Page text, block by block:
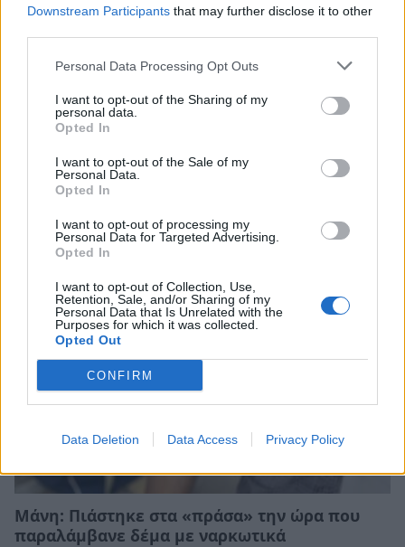
Downstream Participants that may further disclose it to other
Personal Data Processing Opt Outs
I want to opt-out of the Sharing of my
personal data.
Opted In
I want to opt-out of the Sale of my
Personal Data.
Opted In
I want to opt-out of processing my
Personal Data for Targeted Advertising.
Opted In
I want to opt-out of Collection, Use,
Retention, Sale, and/or Sharing of my
Personal Data that Is Unrelated with the
Purposes for which it was collected.
Opted Out
CONFIRM
Data Deletion Data Access Privacy Policy
Μάνη: Πιάστηκε στα «πράσα» την ώρα που
παραλάμβανε δέμα με ναρκωτικά